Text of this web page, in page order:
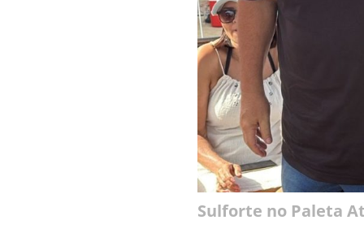
Sulforte no Paleta